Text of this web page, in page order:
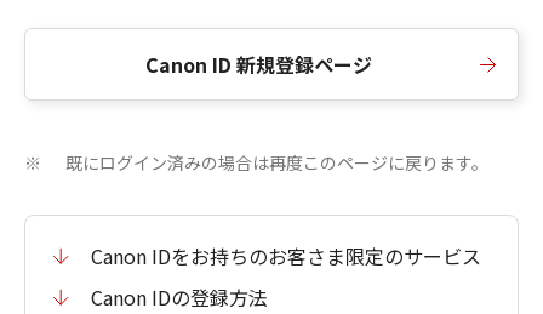
Canon ID 新規登録ページ
※ 既にログイン済みの場合は再度このページに戻ります。
Canon IDをお持ちのお客さま限定のサービス
Canon IDの登録方法